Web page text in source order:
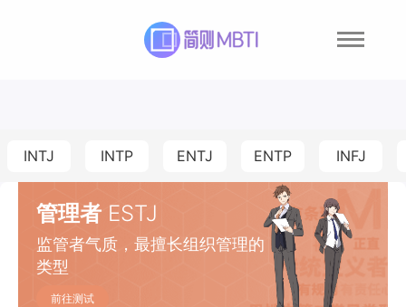
INTJ INTP ENTJ ENTP INFJ
管理者 ESTJ
监管者气质，最擅长组织管理的
类型
前往测试